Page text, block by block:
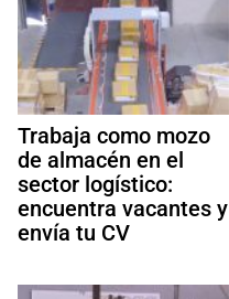
Trabaja como mozo
de almacén en el
sector logístico:
encuentra vacantes y
envía tu CV